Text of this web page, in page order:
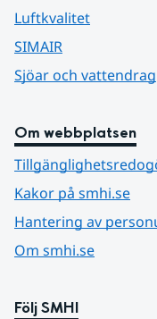
Luftkvalitet
SIMAIR
Sjöar och vattendrag
Om webbplatsen
Kakor på smhi.se
Hantering av
Om smhi.se
Följ SMHI